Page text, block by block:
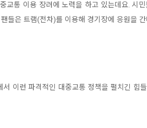
통 이용 장려에 노력을 하고 있는데요. 시
들은 트램(전차)를 이용해 경기장에 응원을
이런 파격적인 대중교통 정책을 펼치긴 힘